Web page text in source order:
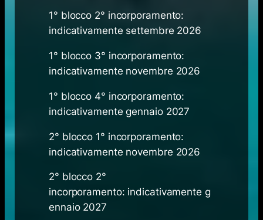
1° blocco 2° incorporamento:
indicativamente settembre 2026
1° blocco 3° incorporamento:
indicativamente novembre 2026
1° blocco 4° incorporamento:
indicativamente gennaio 2027
2° blocco 1° incorporamento:
indicativamente novembre 2026
2° blocco 2°
incorporamento: indicativamente g
ennaio 2027